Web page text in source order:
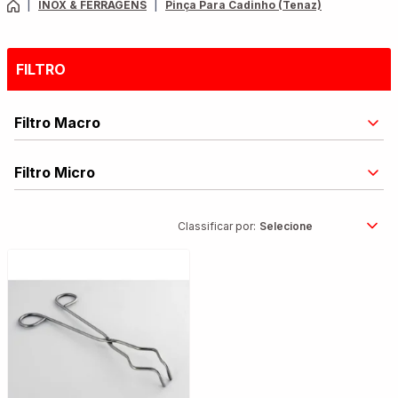
INOX & FERRAGENS Pinça Para Cadinho (Tenaz)
FILTRO
Filtro Macro
Filtro Micro
Classificar por: